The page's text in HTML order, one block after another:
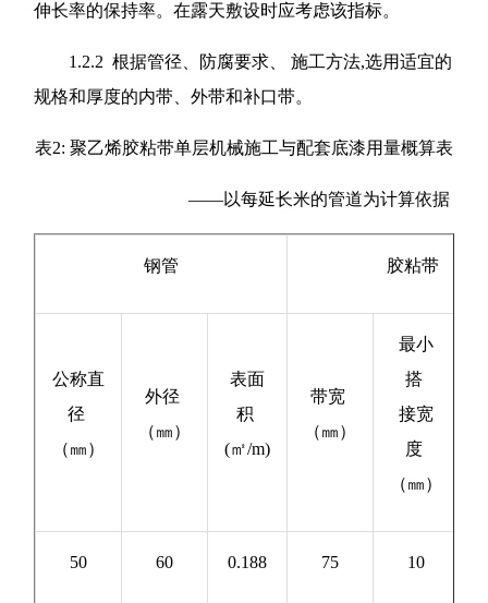
伸长率的保持率。在露天敷设时应考虑该指标。
1.2.2 根据管径、防腐要求、 施工方法,选用适宜的
规格和厚度的内带、外带和补口带。
表2: 聚乙烯胶粘带单层机械施工与配套底漆用量概算表
——以每延长米的管道为计算依据
钢管 胶粘带
公称直
径
（㎜）
外径
（㎜）
表面
积
(㎡/m)
带宽
（㎜）
最小
搭
接宽
度
（㎜）
50 60 0.188 75 10